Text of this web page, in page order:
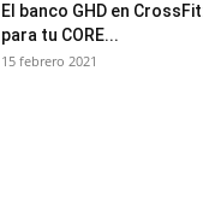
El banco GHD en
para tu CORE...
15 febrero 2021